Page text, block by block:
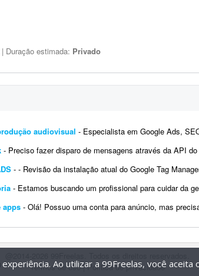
| Duração estimada: Privado
audiovisual - Especialista em Google Ads, SEO e indexação para empresa de
- Preciso fazer disparo de mensagens através da API do Meta. Já tenho o sistema, no entanto
- - Revisão da instalação atual do Google Tag Manager (GTM). - Integração
- Estamos buscando um profissional para cuidar da gestão das contas de nossos
apps - Olá! Possuo uma conta para anúncio, mas precisa criar a página. O produto é
Termos de uso|Política de privacidade
Ao utilizar a 99Freelas, você aceita